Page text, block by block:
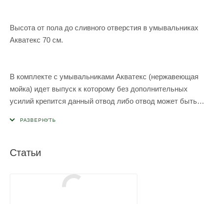
Высота от пола до сливного отверстия в умывальниках
Акватекс 70 см.
В комплекте с умывальниками Акватекс (нержавеющая
мойка) идет выпуск к которому без дополнительных
усилий крепится данный отвод либо отвод может быть
Статьи